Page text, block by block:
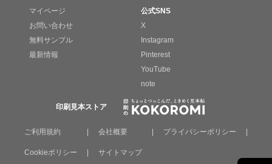
マイページ
お問い合わせ
無料サンプル
最新情報
公式SNS
X
Instagram
Pinterest
YouTube
note
印刷見本ストア
ご利用規約 会社概要 プライバシーポリシー
Cookieポリシー サイトマップ